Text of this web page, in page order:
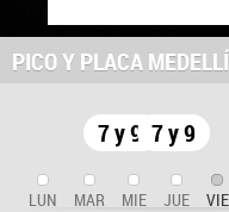
PICO Y PLACA
7 y 9 7 y 9
LUN MAR MIE JUE VIE